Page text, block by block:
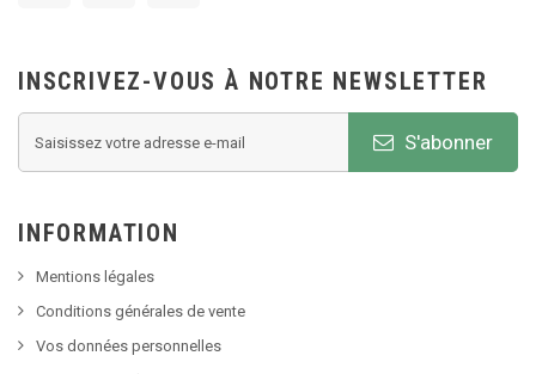
INSCRIVEZ-VOUS À NOTRE NEWSLETTER
S'abonner
INFORMATION
Mentions légales
Conditions générales de vente
Vos données personnelles